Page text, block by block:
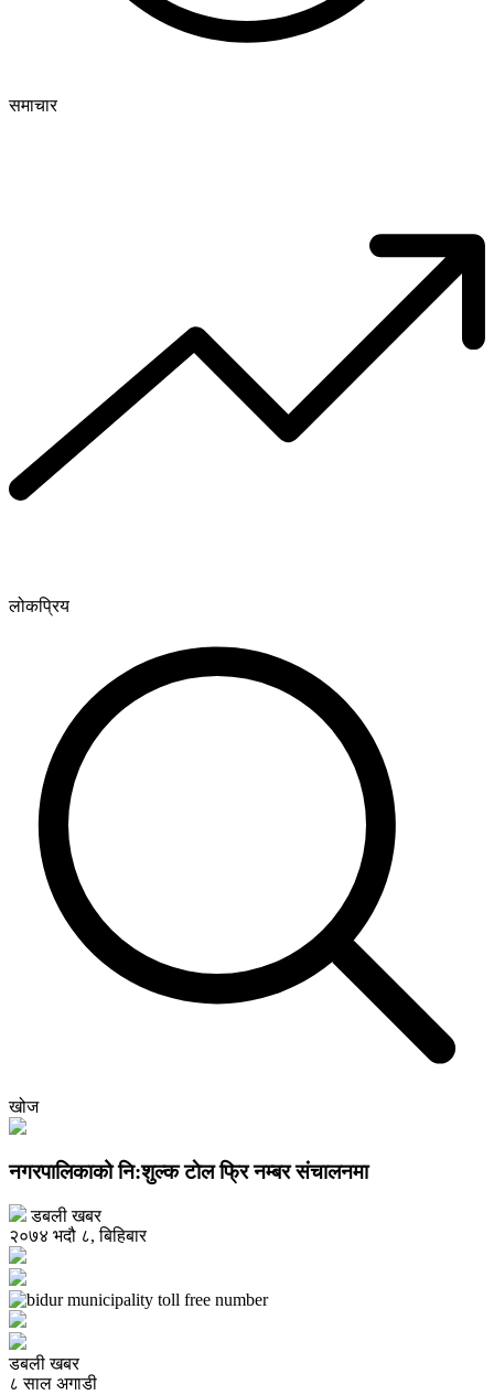
समाचार
लोकप्रिय
खोज
नगरपालिकाको नि:शुल्क टाेल फ्रि नम्बर संचालनमा
डबली खबर
२०७४ भदौ ८, बिहिबार
डबली खबर
८ साल अगाडी